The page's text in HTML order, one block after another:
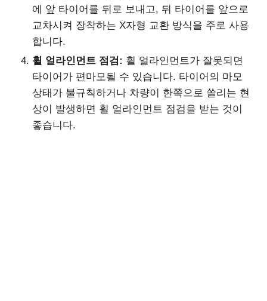
에 앞 타이어를 뒤로 보내고, 뒤 타이어를 앞으로
교차시켜 장착하는 X자형 교환 방식을 주로 사용
합니다.
휠 얼라인먼트 점검: 휠 얼라인먼트가 잘못되면
타이어가 편마모될 수 있습니다. 타이어의 마모
상태가 불규칙하거나 차량이 한쪽으로 쏠리는 현
상이 발생하면 휠 얼라인먼트 점검을 받는 것이
좋습니다.